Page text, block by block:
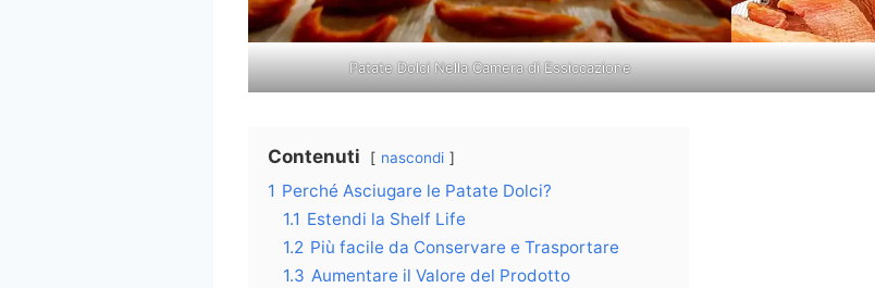
Patate Dolci Nella Camera di Essiccazione
Contenuti nascondi
1 Perché Asciugare le Patate Dolci?
1.1 Estendi la Shelf Life
1.2 Più facile da Conservare e Trasportare
1.3 Aumentare il Valore del Prodotto